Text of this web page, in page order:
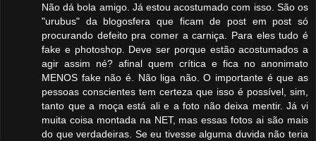
Não dá bola amigo. Já estou acostumado com isso. São os
"urubus" da blogosfera que ficam de post em post só
procurando defeito pra comer a carniça. Para eles tudo é
fake e photoshop. Deve ser porque estão acostumados a
agir assim né? afinal quem crítica e fica no anonimato
MENOS fake não é. Não liga não. O importante é que as
pessoas conscientes tem certeza que isso é possível, sim,
tanto que a moça está ali e a foto não deixa mentir. Já vi
muita coisa montada na NET, mas essas fotos ai são mais
do que verdadeiras. Se eu tivesse alguma duvida não teria